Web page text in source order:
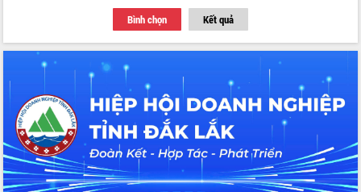
Thứ trưởng Bộ Y tế làm việc với tỉnh
Đắk Lắk về phát triển nhân lực y tế
cho trạm y tế cấp xã
Du lịch Đắk Lắk nâng tầm trải nghiệm
du khách thông qua Hệ thống cơ sở dữ
liệu và Bản đồ số
Tập huấn ứng dụng trí tuệ nhân tạo (AI)
trong thương mại điện tử năm 2026
Đoàn đại biểu Quốc hội tỉnh Đắk Lắk
trao đổi thông tin trước Kỳ họp thứ
nhất, Quốc hội khóa XVI
Bình chọn Kết quả